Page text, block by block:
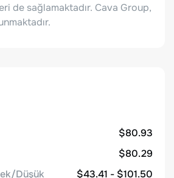
de sağlamaktadır. Cava Group,
$80.93
$80.29
Düşük
$43.41 - $101.50